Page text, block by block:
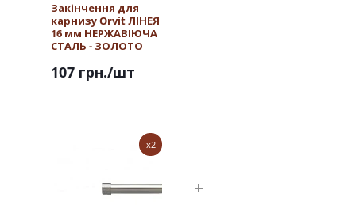
Закінчення для
карнизу Orvit ЛІНЕЯ
16 мм НЕРЖАВІЮЧА
СТАЛЬ - ЗОЛОТО
107 грн./шт
x2